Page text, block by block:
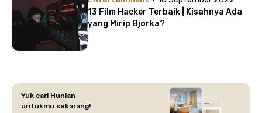
13 Film Hacker Terbaik | Kisahnya Ada
yang Mirip Bjorka?
Yuk cari Hunian
untukmu sekarang!